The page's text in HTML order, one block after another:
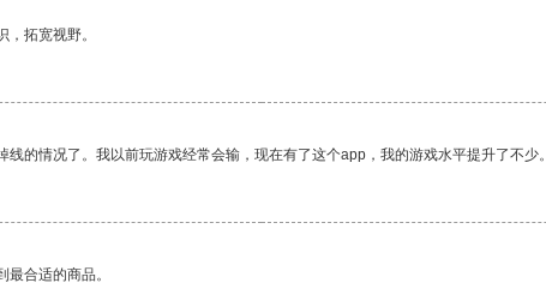
拓宽视野。
的情况了。我以前玩游戏经常会输，现在有了这个app，我的游戏水平提升了不少。
合适的商品。